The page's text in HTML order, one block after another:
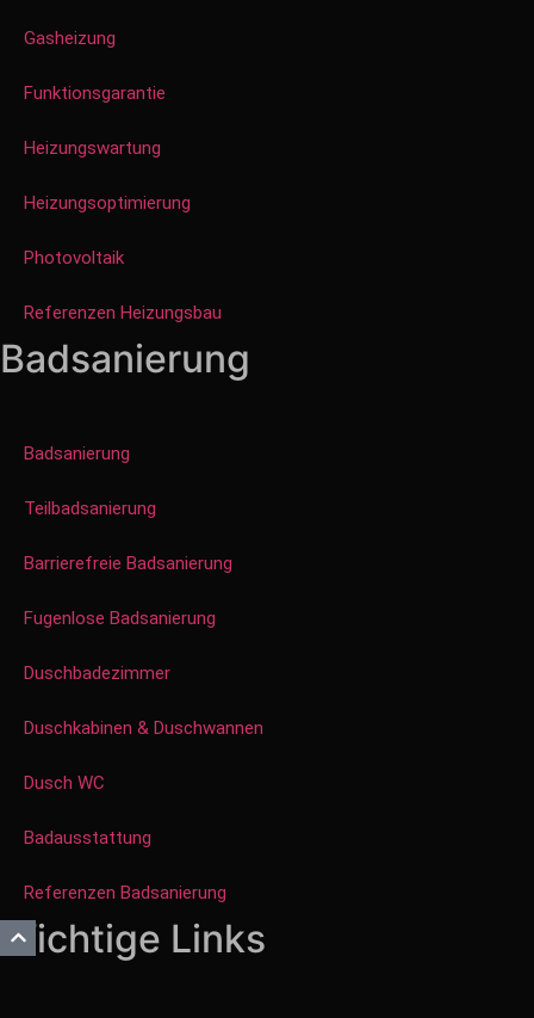
Gasheizung
Funktionsgarantie
Heizungswartung
Heizungsoptimierung
Photovoltaik
Referenzen Heizungsbau
Badsanierung
Badsanierung
Teilbadsanierung
Barrierefreie Badsanierung
Fugenlose Badsanierung
Duschbadezimmer
Duschkabinen & Duschwannen
Dusch WC
Badausstattung
Referenzen Badsanierung
Wichtige Links